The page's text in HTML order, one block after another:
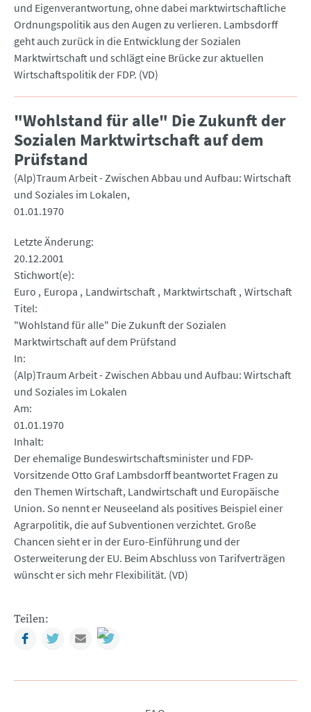
und Eigenverantwortung, ohne dabei marktwirtschaftliche
Ordnungspolitik aus den Augen zu verlieren. Lambsdorff
geht auch zurück in die Entwicklung der Sozialen
Marktwirtschaft und schlägt eine Brücke zur aktuellen
Wirtschaftspolitik der FDP. (VD)
"Wohlstand für alle" Die Zukunft der
Sozialen Marktwirtschaft auf dem
Prüfstand
(Alp)Traum Arbeit - Zwischen Abbau und Aufbau: Wirtschaft
und Soziales im Lokalen
01.01.1970
Letzte Änderung
20.12.2001
Stichwort(e)
Euro
Europa Landwirtschaft Marktwirtschaft Wirtschaft
Titel
"Wohlstand für alle" Die Zukunft der Sozialen
Marktwirtschaft auf dem Prüfstand
In
(Alp)Traum Arbeit - Zwischen Abbau und Aufbau: Wirtschaft
und Soziales im Lokalen
Am
01.01.1970
Inhalt
Der ehemalige Bundeswirtschaftsminister und FDP-
Vorsitzende Otto Graf Lambsdorff beantwortet Fragen zu
den Themen Wirtschaft, Landwirtschaft und Europäische
Union. So nennt er Neuseeland als positives Beispiel einer
Agrarpolitik, die auf Subventionen verzichtet. Große
Chancen sieht er in der Euro-Einführung und der
Osterweiterung der EU. Beim Abschluss von Tarifverträgen
wünscht er sich mehr Flexibilität. (VD)
Teilen:
FacebookTwitterMail